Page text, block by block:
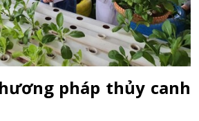
pháp thủy canh